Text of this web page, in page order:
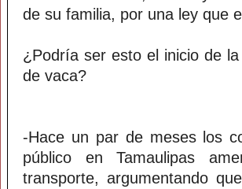
de su familia, por una ley que
¿Podría ser esto el inicio de
de vaca?
-Hace un par de meses los
público en Tamaulipas
transporte, argumentando